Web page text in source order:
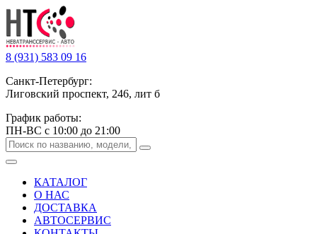
8 (931) 583 09 16
Санкт-Петербург:
Лиговский проспект, 246, лит б
График работы:
ПН-ВС с 10:00 до 21:00
КАТАЛОГ
О НАС
ДОСТАВКА
АВТОСЕРВИС